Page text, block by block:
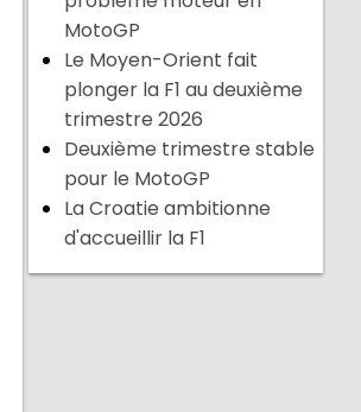
MotoGP
Le Moyen-Orient fait
plonger la F1 au deuxième
trimestre 2026
Deuxième trimestre stable
pour le MotoGP
La Croatie ambitionne
d'accueillir la F1